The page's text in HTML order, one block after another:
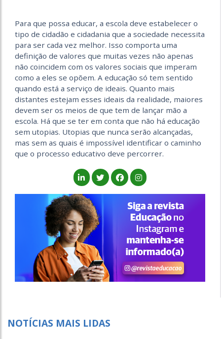
Para que possa educar, a escola deve estabelecer o
tipo de cidadão e cidadania que a sociedade necessita
para ser cada vez melhor. Isso comporta uma
definição de valores que muitas vezes não apenas
não coincidem com os valores sociais que imperam
como a eles se opõem. A educação só tem sentido
quando está a serviço de ideais. Quanto mais
distantes estejam esses ideais da realidade, maiores
devem ser os meios de que tem de lançar mão a
escola. Há que se ter em conta que não há educação
sem utopias. Utopias que nunca serão alcançadas,
mas sem as quais é impossível identificar o caminho
que o processo educativo deve percorrer.
NOTÍCIAS MAIS LIDAS